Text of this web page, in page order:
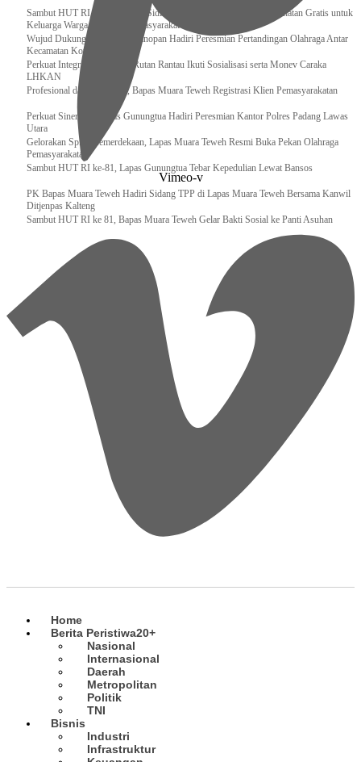
Sambut HUT RI Ke-81, Rutan Sidikalang Gelar Pemeriksaan Kesehatan Gratis untuk
Keluarga Warga Binaan dan Masyarakat
Wujud Dukungan, Lapas Kotanopan Hadiri Peresmian Pertandingan Olahraga Antar
Kecamatan Kotanopan
Perkuat Integritas Pegawai, Rutan Rantau Ikuti Sosialisasi serta Monev Caraka
LHKAN
‎Profesional dan Akuntabel, Bapas Muara Teweh Registrasi Klien Pemasyarakatan
Perkuat Sinergi, Kalapas Gunungtua Hadiri Peresmian Kantor Polres Padang Lawas
Utara
Gelorakan Spirit Kemerdekaan, Lapas Muara Teweh Resmi Buka Pekan Olahraga
Pemasyarakatan
Sambut HUT RI ke-81, Lapas Gunungtua Tebar Kepedulian Lewat Bansos
‎PK Bapas Muara Teweh Hadiri Sidang TPP di Lapas Muara Teweh Bersama Kanwil
Ditjenpas Kalteng
‎Sambut HUT RI ke 81, Bapas Muara Teweh Gelar Bakti Sosial ke Panti Asuhan
Vimeo-v
Home
Berita Peristiwa20+
Nasional
Internasional
Daerah
Metropolitan
Politik
TNI
Bisnis
Industri
Infrastruktur